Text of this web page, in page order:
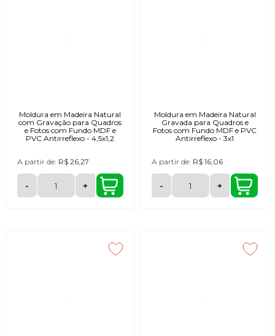
Moldura em Madeira Natural
com Gravação para Quadros
e Fotos com Fundo MDF e
PVC Antirreflexo - 4,5x1,2
A partir de: R$ 26,27
- +
Moldura em Madeira Natural
Gravada para Quadros e
Fotos com Fundo MDF e PVC
Antirreflexo - 3x1
A partir de: R$ 16,06
- +